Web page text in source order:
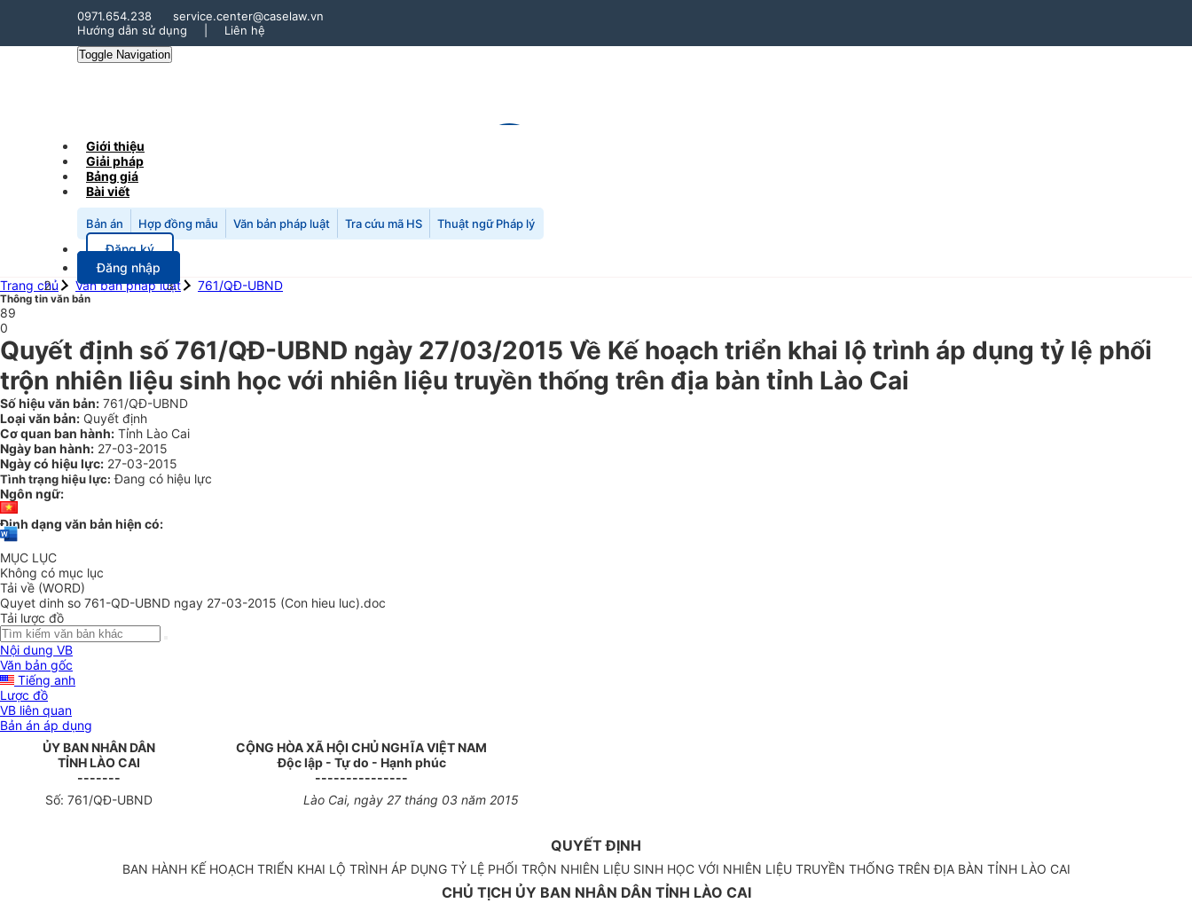
0971.654.238
service.center@caselaw.vn
Hướng dẫn sử dụng
Liên hệ
Toggle Navigation
Giới thiệu
Giải pháp
Bảng giá
Bài viết
Bản án Hợp đồng mẫu Văn bản pháp luật Tra cứu mã HS Thuật ngữ Pháp lý
Đăng ký
Đăng nhập
Trang chủ
Văn bản pháp luật 761/QĐ-UBND
Thông tin văn bản
89
0
Quyết định số 761/QĐ-UBND ngày 27/03/2015 Về Kế hoạch triển khai lộ trình áp dụng tỷ lệ phối
trộn nhiên liệu sinh học với nhiên liệu truyền thống trên địa bàn tỉnh Lào Cai
Số hiệu văn bản: 761/QĐ-UBND
Loại văn bản: Quyết định
Cơ quan ban hành: Tỉnh Lào Cai
Ngày ban hành: 27-03-2015
Ngày có hiệu lực: 27-03-2015
Tình trạng hiệu lực: Đang có hiệu lực
Ngôn ngữ:
Định dạng văn bản hiện có:
MỤC LỤC
Không có mục lục
Tải về (WORD)
Quyet dinh so 761-QD-UBND ngay 27-03-2015 (Con hieu luc).doc
Tải lược đồ
Nội dung VB
Văn bản gốc
Tiếng anh
Lược đồ
VB liên quan
Bản án áp dụng
ỦY BAN NHÂNDÂN
TỈNHLÀO CAI
-------
CỘNG HÒA XÃ HỘI CHỦ NGHĨA VIỆT NAM
Độc lập - Tự do - Hạnh phúc
---------------
Số: 761/QĐ-UBND Lào Cai, ngày 27 tháng 03 năm 2015
QUYẾT ĐỊNH
BAN HÀNH KẾ HOẠCH TRIỂN KHAI LỘ TRÌNH ÁP DỤNG TỶ LỆ PHỐI TRỘN NHIÊN LIỆU SINH HỌC VỚI NHIÊN LIỆU TRUYỀN THỐNG TRÊN ĐỊA BÀN TỈNH LÀO CAI
CHỦ TỊCH ỦY BAN NHÂN DÂN TỈNH LÀO CAI